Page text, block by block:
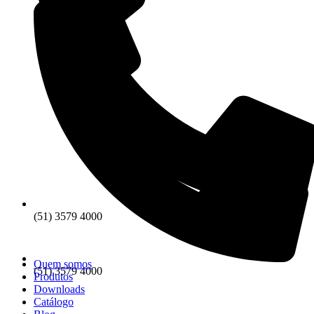
(51) 3579 4000
(51) 3579 4000
Quem somos
Produtos
Downloads
Catálogo